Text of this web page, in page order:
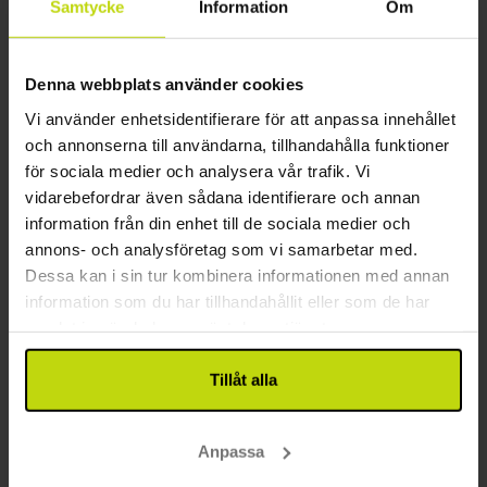
Samtycke Information Om
Denna webbplats använder cookies
Vi använder enhetsidentifierare för att anpassa innehållet
och annonserna till användarna, tillhandahålla funktioner
för sociala medier och analysera vår trafik. Vi
vidarebefordrar även sådana identifierare och annan
information från din enhet till de sociala medier och
annons- och analysföretag som vi samarbetar med.
Dessa kan i sin tur kombinera informationen med annan
information som du har tillhandahållit eller som de har
Tillåt alla
Anpassa
Uppehåll med frukostbuffé
4x frukostbuffé
4x Tillgång till inomhuspool
4x Precis vid havet
Se allt som ingår
FÅ KVAR
aug pp4619:-
Totalt 9238:-
sep pp2939:-
Totalt 5878:-
FÅ KVAR
Se mer
14%